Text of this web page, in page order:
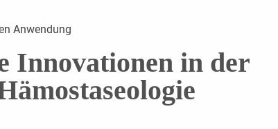
Anwendung
Innovationen in der